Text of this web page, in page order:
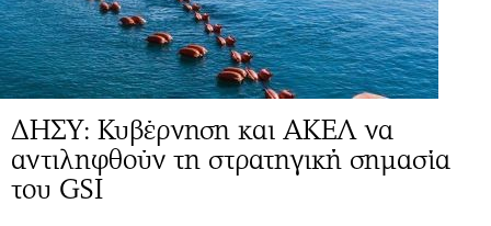
ΔΗΣΥ: Κυβέρνηση και ΑΚΕΛ να
αντιληφθούν τη στρατηγική σημασία
του GSI